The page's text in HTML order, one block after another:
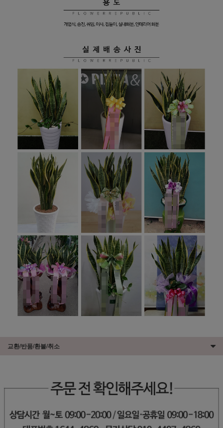
교환/반품/환불/취소